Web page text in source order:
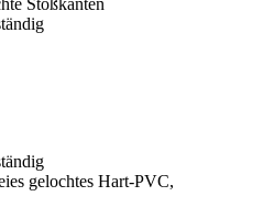
gelochtes Hart-PVC,